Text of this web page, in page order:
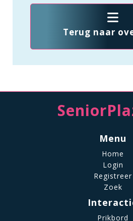
Terug naar
Menu
Home
Login
Registreer
Zoek
Prikbord